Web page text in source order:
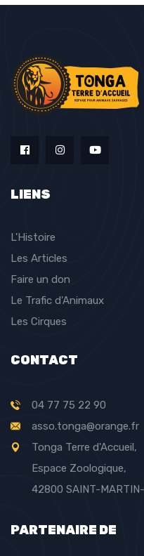
LIENS
L'Histoire
Les Articles
Faire un don
Le Trafic d'Animaux
Les Cirques
CONTACT
04 77 75 22 90
asso.tonga@orange.fr
Tonga Terre d'Accueil,
Espace Zoologique,
42800 SAINT-
PARTENAIRE DE